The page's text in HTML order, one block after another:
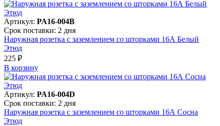
Артикул: PA16-004B
Срок поставки: 2 дня
Наружная розетка с заземлением со шторками 16А Белый
Этюд
225 ₽
В корзинy
Артикул: PA16-004D
Срок поставки: 2 дня
Наружная розетка с заземлением со шторками 16А Сосна
Этюд